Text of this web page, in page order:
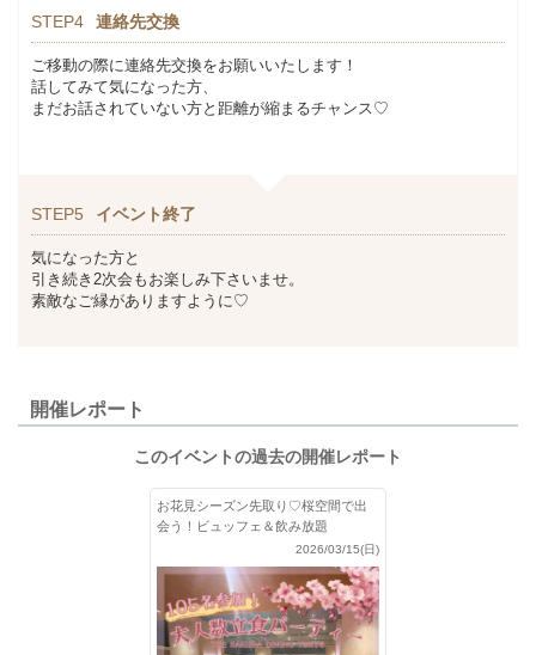
STEP4 連絡先交換
ご移動の際に連絡先交換をお願いいたします！
話してみて気になった方、
まだお話されていない方と距離が縮まるチャンス♡
STEP5 イベント終了
気になった方と
引き続き2次会もお楽しみ下さいませ。
素敵なご縁がありますように♡
開催レポート
このイベントの過去の開催レポート
お花見シーズン先取り♡桜空間で出
会う！ビュッフェ＆飲み放題
2026/03/15(日)